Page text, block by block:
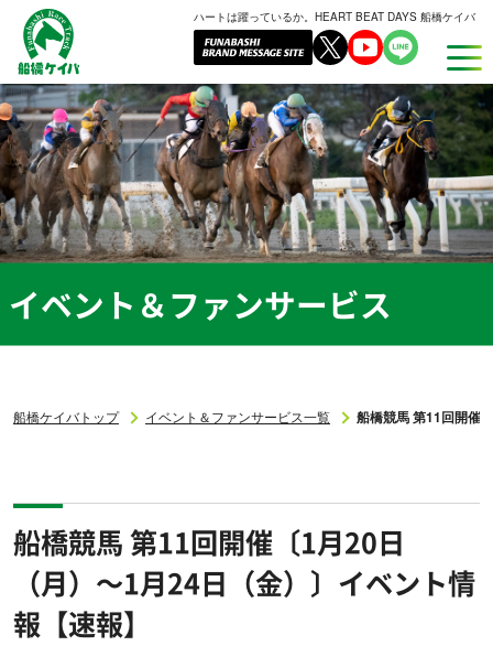
船
橋
ケ
イ
バ
ハートは躍っているか。HEART BEAT DAYS 船橋ケイバ
イベント＆ファンサービス
船橋ケイバトップ イベント＆ファンサービス一覧 船橋競馬 第11回開催
船橋競馬 第11回開催〔1月20日
（月）～1月24日（金）〕イベント情
報【速報】